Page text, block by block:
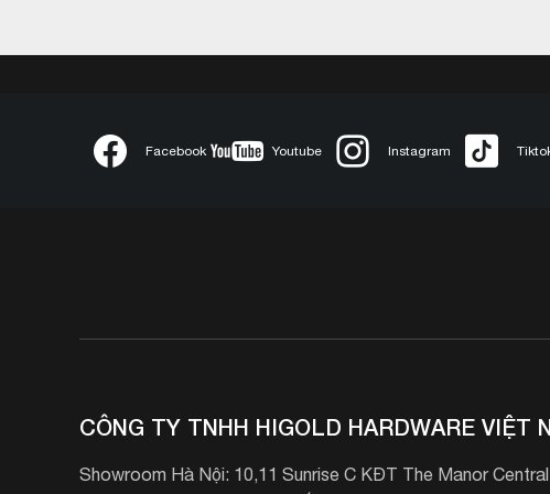
Facebook Youtube Instagram
CÔNG TY TNHH HIGOLD HARDWARE VIỆT
Showroom Hà Nội: 10,11 Sunrise C KĐT The Manor